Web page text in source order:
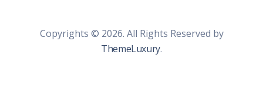
Copyrights © 2026. All Rights Reserved by
ThemeLuxury.